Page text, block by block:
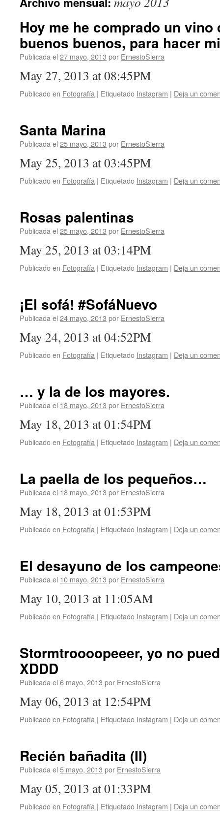
Hoy me he comprado un
buenos buenos, para hacer
Publicada el 27 mayo, 2013 por ErnestoSierra
May 27, 2013 at 08:45PM
Publicado en Fotografía | Etiquetado Instagram | Deja un
Santa Marina
Publicada el 25 mayo, 2013 por ErnestoSierra
May 25, 2013 at 03:45PM
Publicado en Fotografía | Etiquetado Instagram | Deja un
Rosas palentinas
Publicada el 25 mayo, 2013 por ErnestoSierra
May 25, 2013 at 03:14PM
Publicado en Fotografía | Etiquetado Instagram | Deja un
¡El sofá! #SofáNuevo
Publicada el 24 mayo, 2013 por ErnestoSierra
May 24, 2013 at 04:52PM
Publicado en Fotografía | Etiquetado Instagram | Deja un
… y la de los mayores.
Publicada el 18 mayo, 2013 por ErnestoSierra
May 18, 2013 at 01:54PM
Publicado en Fotografía | Etiquetado Instagram | Deja un
La paella de los pequeños…
Publicada el 18 mayo, 2013 por ErnestoSierra
May 18, 2013 at 01:53PM
Publicado en Fotografía | Etiquetado Instagram | Deja un
El desayuno de los
Publicada el 10 mayo, 2013 por ErnestoSierra
May 10, 2013 at 11:05AM
Publicado en Fotografía | Etiquetado Instagram | Deja un
Stormtroooopeeer, yo no
XDDD
Publicada el 6 mayo, 2013 por ErnestoSierra
May 06, 2013 at 12:54PM
Publicado en Fotografía | Etiquetado Instagram | Deja un
Recién bañadita (II)
Publicada el 5 mayo, 2013 por ErnestoSierra
May 05, 2013 at 01:33PM
Publicado en Fotografía | Etiquetado Instagram | Deja un